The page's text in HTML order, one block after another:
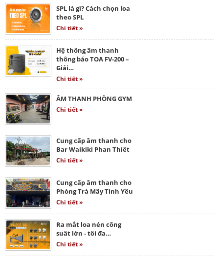
SPL là gì? Cách chọn loa
theo SPL
Chi tiết »
Hệ thống âm thanh
thông báo TOA FV-200 –
Giải…
Chi tiết »
ÂM THANH PHÒNG GYM
Chi tiết »
Cung cấp âm thanh cho
Bar Waikiki Phan Thiết
Chi tiết »
Cung cấp âm thanh cho
Phòng Trà Mây Tình Yêu
Chi tiết »
Ra mắt loa nén công
suất lớn - tối đa…
Chi tiết »